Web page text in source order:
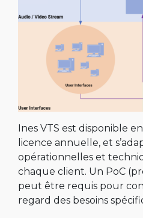
Ines VTS est disponible
licence annuelle, et
opérationnelles et
chaque client. Un PoC
peut être requis pour
regard des besoins